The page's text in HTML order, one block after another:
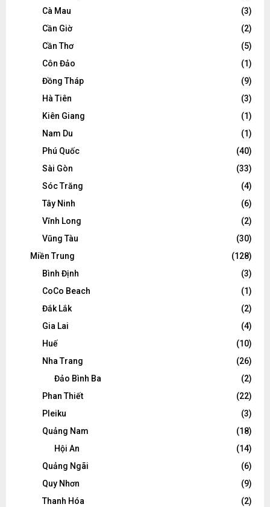
Cà Mau
(3)
Cần Giờ
(2)
Cần Thơ
(5)
Côn Đảo
(1)
Đồng Tháp
(9)
Hà Tiên
(3)
Kiên Giang
(1)
Nam Du
(1)
Phú Quốc
(40)
Sài Gòn
(33)
Sóc Trăng
(4)
Tây Ninh
(6)
Vĩnh Long
(2)
Vũng Tàu
(30)
Miền Trung
(128)
Bình Định
(3)
CoCo Beach
(1)
Đắk Lắk
(2)
Gia Lai
(4)
Huế
(10)
Nha Trang
(26)
Đảo Bình Ba
(2)
Phan Thiết
(22)
Pleiku
(3)
Quảng Nam
(18)
Hội An
(14)
Quảng Ngãi
(6)
Quy Nhơn
(9)
Thanh Hóa
(2)